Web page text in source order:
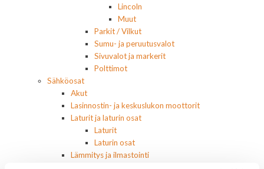
Lincoln
Muut
Parkit / Vilkut
Sumu- ja peruutusvalot
Sivuvalot ja markerit
Polttimot
Sähköosat
Akut
Lasinnostin- ja keskuslukon moottorit
Laturit ja laturin osat
Laturit
Laturin osat
Lämmitys ja ilmastointi